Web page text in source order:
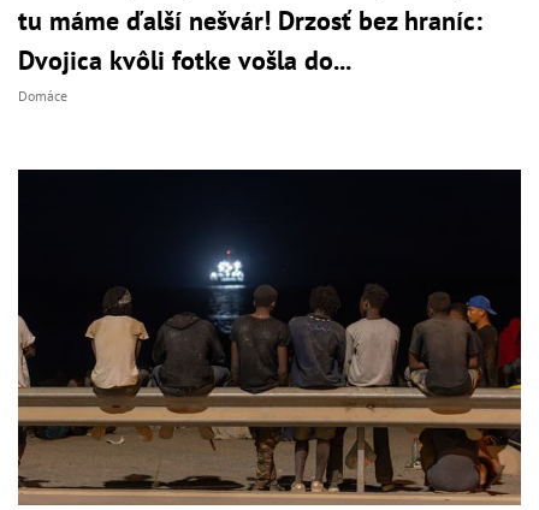
tu máme ďalší nešvár! Drzosť bez hraníc:
Dvojica kvôli fotke vošla do...
Domáce